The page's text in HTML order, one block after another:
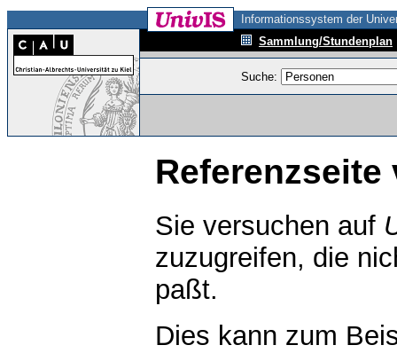
Informationssystem der
Sammlung/Stundenplan
Suche:
Referenzseite
Sie versuchen auf
zuzugreifen, die
paßt.
Dies kann zum